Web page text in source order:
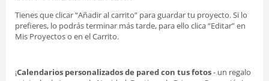
Tienes que clicar “Añadir al carrito” para guardar tu proyecto. Si lo
prefieres, lo podrás terminar más tarde, para ello clica “Editar” en
Mis Proyectos o en el Carrito.
¡Calendarios personalizados de pared con tus fotos- un regalo